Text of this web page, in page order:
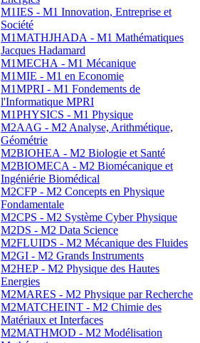
M1IES - M1 Innovation, Entreprise et
Société
M1MATHJHADA - M1 Mathématiques
Jacques Hadamard
M1MECHA - M1 Mécanique
M1MIE - M1 en Economie
M1MPRI - M1 Fondements de
l'Informatique MPRI
M1PHYSICS - M1 Physique
M2AAG - M2 Analyse, Arithmétique,
Géométrie
M2BIOHEA - M2 Biologie et Santé
M2BIOMECA - M2 Biomécanique et
Ingéniérie Biomédical
M2CFP - M2 Concepts en Physique
Fondamentale
M2CPS - M2 Système Cyber Physique
M2DS - M2 Data Science
M2FLUIDS - M2 Mécanique des Fluides
M2GI - M2 Grands Instruments
M2HEP - M2 Physique des Hautes
Energies
M2MARES - M2 Physique par Recherche
M2MATCHEINT - M2 Chimie des
Matériaux et Interfaces
M2MATHMOD - M2 Modélisation